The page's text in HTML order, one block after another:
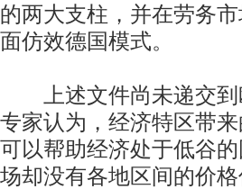
的两大支柱，并在劳务
面仿效德国模式。
上述文件尚未递交到
专家认为，经济特区带
可以帮助经济处于低谷
场却没有各地区间的价